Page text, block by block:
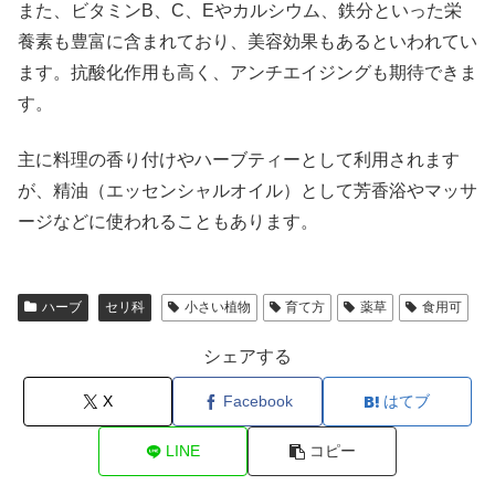
また、ビタミンB、C、Eやカルシウム、鉄分といった栄
養素も豊富に含まれており、美容効果もあるといわれてい
ます。抗酸化作用も高く、アンチエイジングも期待できま
す。
主に料理の香り付けやハーブティーとして利用されます
が、精油（エッセンシャルオイル）として芳香浴やマッサ
ージなどに使われることもあります。
ハーブ セリ科 小さい植物 育て方 薬草 食用可
シェアする
X Facebook はてブ
LINE コピー